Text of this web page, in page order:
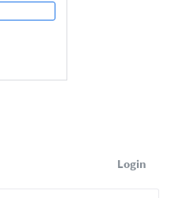
Login